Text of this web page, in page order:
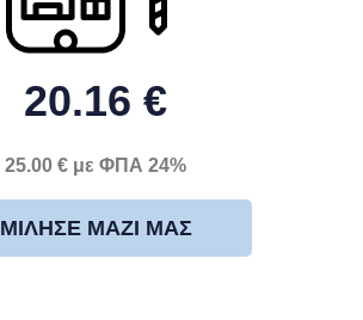
20.16 €
25.00 € με ΦΠΑ 24%
ΜΊΛΗΣΕ ΜΑΖΊ ΜΑΣ